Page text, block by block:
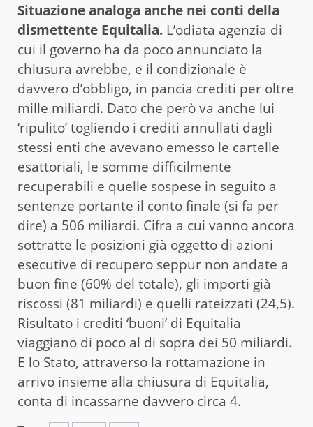
Situazione analoga anche nei conti della
dismettente Equitalia. L’odiata agenzia di
cui il governo ha da poco annunciato la
chiusura avrebbe, e il condizionale è
davvero d’obbligo, in pancia crediti per oltre
mille miliardi. Dato che però va anche lui
‘ripulito’ togliendo i crediti annullati dagli
stessi enti che avevano emesso le cartelle
esattoriali, le somme difficilmente
recuperabili e quelle sospese in seguito a
sentenze portante il conto finale (si fa per
dire) a 506 miliardi. Cifra a cui vanno ancora
sottratte le posizioni già oggetto di azioni
esecutive di recupero seppur non andate a
buon fine (60% del totale), gli importi già
riscossi (81 miliardi) e quelli rateizzati (24,5).
Risultato i crediti ‘buoni’ di Equitalia
viaggiano di poco al di sopra dei 50 miliardi.
E lo Stato, attraverso la rottamazione in
arrivo insieme alla chiusura di Equitalia,
conta di incassarne davvero circa 4.